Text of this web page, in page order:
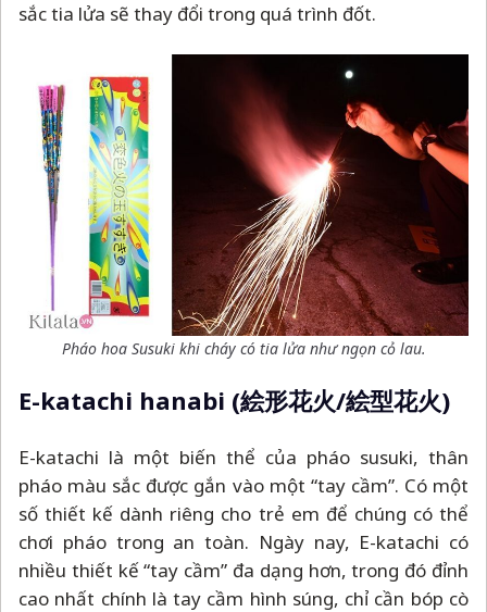
sắc tia lửa sẽ thay đổi trong quá trình đốt.
Pháo hoa Susuki khi cháy có tia lửa như ngọn cỏ lau.
E-katachi hanabi (絵形花火/絵型花火)
E-katachi là một biến thể của pháo susuki, thân
pháo màu sắc được gắn vào một “tay cầm”. Có một
số thiết kế dành riêng cho trẻ em để chúng có thể
chơi pháo trong an toàn. Ngày nay, E-katachi có
nhiều thiết kế “tay cầm” đa dạng hơn, trong đó đỉnh
cao nhất chính là tay cầm hình súng, chỉ cần bóp cò